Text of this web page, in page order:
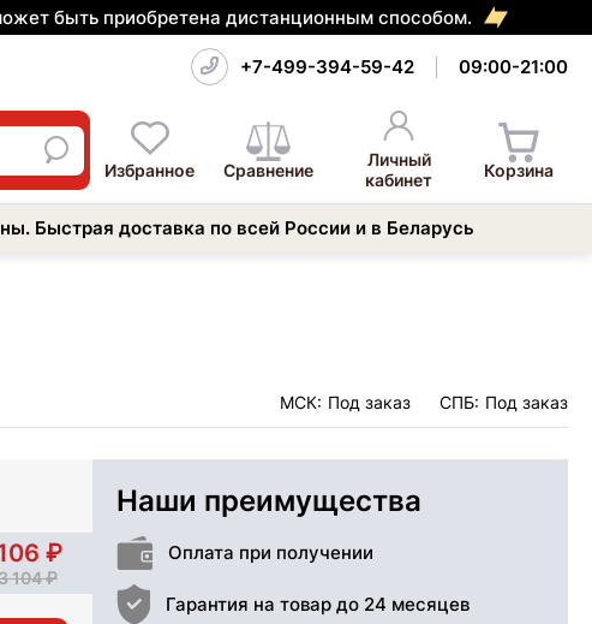
быть приобретена дистанционным способом.
+7-499-394-59-42 09:00-21:00
Избранное Сравнение
Личный
кабинет
Корзина
Быстрая доставка по всей России и в Беларусь
МСК: Под заказ СПБ: Под заказ
104
Наши преимущества
Оплата при получении
Гарантия на товар до 24 месяцев